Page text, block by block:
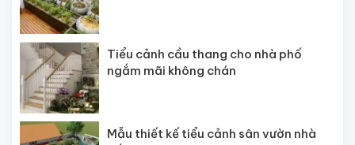
Tiểu cảnh cầu thang cho nhà phố
ngắm mãi không chán
Mẫu thiết kế tiểu cảnh sân vườn nhà